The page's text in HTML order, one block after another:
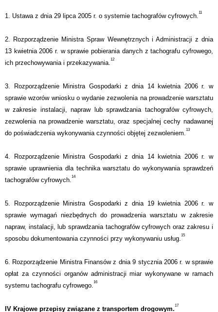
1. Ustawa z dnia 29 lipca 2005 r. o systemie tachografów cyfrowych. 11
2. Rozporządzenie Ministra Spraw Wewnętrznych i Administracji z dnia
13 kwietnia 2006 r. w sprawie pobierania danych z tachografu cyfrowego,
ich przechowywania i przekazywania. 12
3. Rozporządzenie Ministra Gospodarki z dnia 14 kwietnia 2006 r. w
sprawie wzorów wniosku o wydanie zezwolenia na prowadzenie warsztatu
w zakresie instalacji, napraw lub sprawdzania tachografów cyfrowych,
zezwolenia na prowadzenie warsztatu, oraz specjalnej cechy nadawanej
do poświadczenia wykonywania czynności objętej zezwoleniem. 13
4. Rozporządzenie Ministra Gospodarki z dnia 14 kwietnia 2006 r. w
sprawie uprawnienia dla technika warsztatu do wykonywania sprawdzeń
tachografów cyfrowych. 14
5. Rozporządzenie Ministra Gospodarki z dnia 19 kwietnia 2006 r. w
sprawie wymagań niezbędnych do prowadzenia warsztatu w zakresie
napraw, instalacji, lub sprawdzania tachografów cyfrowych oraz zakresu i
sposobu dokumentowania czynności przy wykonywaniu usług. 15
6. Rozporządzenie Ministra Finansów z dnia 9 stycznia 2006 r. w sprawie
opłat za czynności organów administracji miar wykonywane w ramach
systemu tachografu cyfrowego. 16
IV Krajowe przepisy związane z transportem drogowym.17